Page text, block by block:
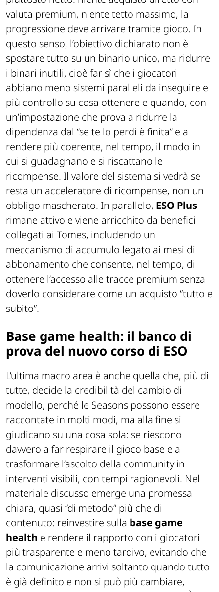
piuttosto netto: niente acquisto diretto con
valuta premium, niente tetto massimo, la
progressione deve arrivare tramite gioco. In
questo senso, l’obiettivo dichiarato non è
spostare tutto su un binario unico, ma ridurre
i binari inutili, cioè far sì che i giocatori
abbiano meno sistemi paralleli da inseguire e
più controllo su cosa ottenere e quando, con
un’impostazione che prova a ridurre la
dipendenza dal “se te lo perdi è finita” e a
rendere più coerente, nel tempo, il modo in
cui si guadagnano e si riscattano le
ricompense. Il valore del sistema si vedrà se
resta un acceleratore di ricompense, non un
obbligo mascherato. In parallelo,ESO Plus
rimane attivo e viene arricchito da benefici
collegati ai Tomes, includendo un
meccanismo di accumulo legato ai mesi di
abbonamento che consente, nel tempo, di
ottenere l’accesso alle tracce premium senza
doverlo considerare come un acquisto “tutto e
Base game health: il banco di
prova del nuovo corso di ESO
L’ultima macro area è anche quella che, più di
tutte, decide la credibilità del cambio di
modello, perché le Seasons possono essere
raccontate in molti modi, ma alla fine si
giudicano su una cosa sola: se riescono
davvero a far respirare il gioco base e a
trasformare l’ascolto della community in
interventi visibili, con tempi ragionevoli. Nel
materiale discusso emerge una promessa
chiara, quasi “di metodo” più che di
contenuto: reinvestire sullabase game
healthe rendere il rapporto con i giocatori
più trasparente e meno tardivo, evitando che
la comunicazione arrivi soltanto quando tutto